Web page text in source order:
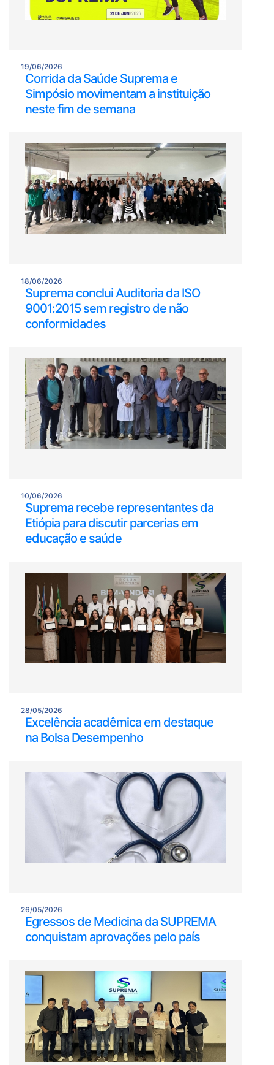
19/06/2026
Corrida da Saúde Suprema e
Simpósio movimentam a instituição
neste fim de semana
18/06/2026
Suprema conclui Auditoria da ISO
9001:2015 sem registro de não
conformidades
10/06/2026
Suprema recebe representantes da
Etiópia para discutir parcerias em
educação e saúde
28/05/2026
Excelência acadêmica em destaque
na Bolsa Desempenho
26/05/2026
Egressos de Medicina da SUPREMA
conquistam aprovações pelo país